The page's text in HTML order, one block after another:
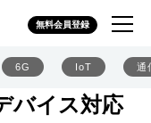
無料会員登録
6G IoT 通
バイス対応